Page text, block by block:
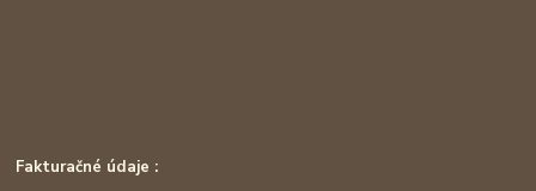
Fakturačné údaje :